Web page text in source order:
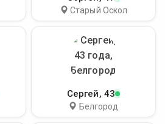
Старый Оскол
Сергей, 43
Белгород